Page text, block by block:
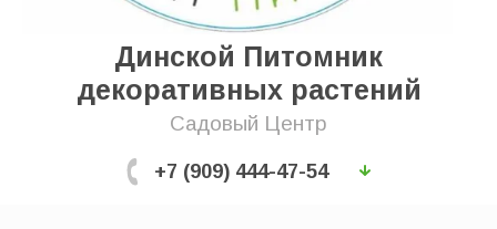
Выберите категорию:
Производитель:
Динской Питомник
декоративных растений
Садовый Центр
+7 (909) 444-47-54